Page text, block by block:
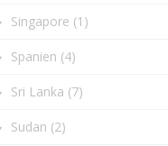
Singapore (1)
Spanien (4)
Sri Lanka (7)
Sudan (2)